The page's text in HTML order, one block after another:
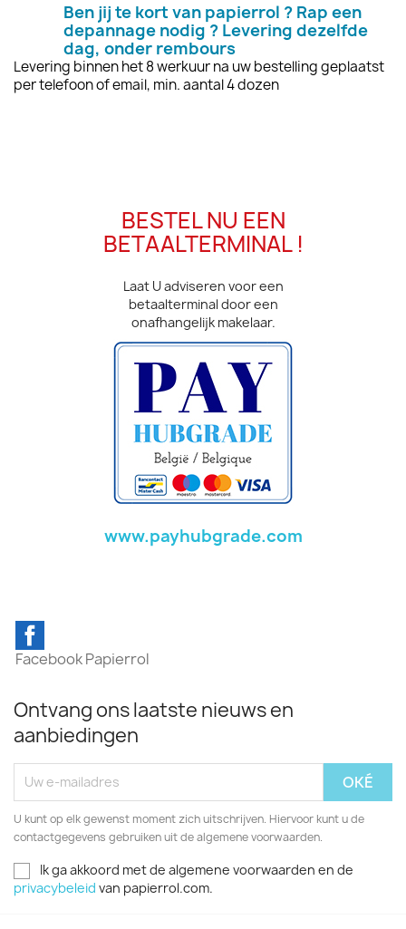
Ben jij te kort van papierrol ? Rap een
depannage nodig ? Levering dezelfde
dag, onder rembours
Levering binnen het 8 werkuur na uw bestelling geplaatst
per telefoon of email, min. aantal 4 dozen
BESTEL NU EEN
BETAALTERMINAL !
Laat U adviseren voor een
betaalterminal door een
onafhangelijk makelaar.
www.payhubgrade.com
Ontvang ons laatste nieuws en
aanbiedingen
U kunt op elk gewenst moment zich uitschrijven. Hiervoor kunt u de
contactgegevens gebruiken uit de algemene voorwaarden.
Ik ga akkoord met de algemene voorwaarden en de
privacybeleid van papierrol.com.